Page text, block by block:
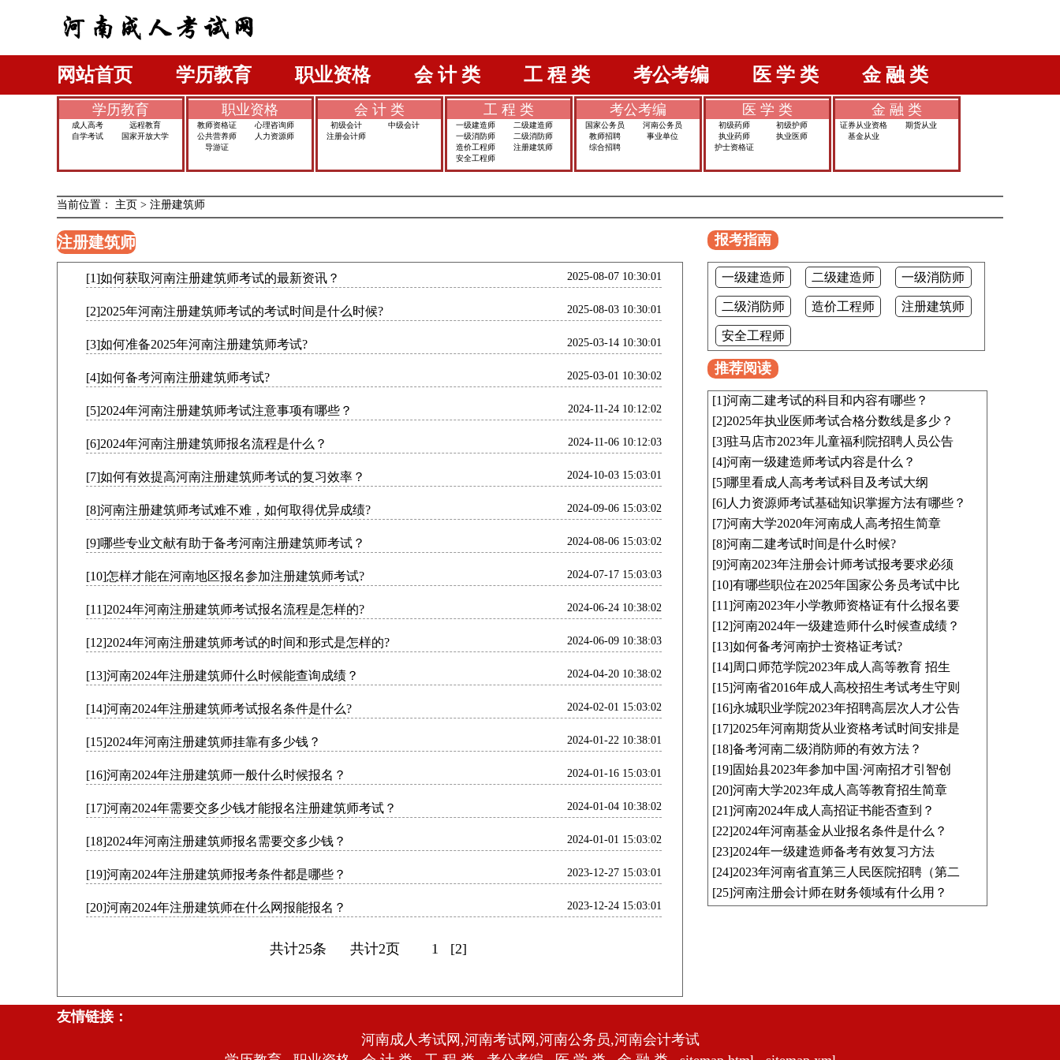
网站首页 学历教育 职业资格 会 计 类 工 程 类 考公考编 医 学 类 金 融 类
学历教育
成人高考
远程教育
自学考试
国家开放大学
职业资格
教师资格证
心理咨询师
公共营养师
人力资源师
导游证
会 计 类
初级会计
中级会计
注册会计师
工 程 类
一级建造师
二级建造师
一级消防师
二级消防师
造价工程师
注册建筑师
安全工程师
考公考编
国家公务员
河南公务员
教师招聘
事业单位
综合招聘
医 学 类
初级药师
初级护师
执业药师
执业医师
护士资格证
金 融 类
证券从业资格
期货从业
基金从业
当前位置： 主页 > 注册建筑师
注册建筑师
2025-08-07 10:30:01
[1]如何获取河南注册建筑师考试的最新资讯？
2025-08-03 10:30:01
[2]2025年河南注册建筑师考试的考试时间是什么时候?
2025-03-14 10:30:01
[3]如何准备2025年河南注册建筑师考试?
2025-03-01 10:30:02
[4]如何备考河南注册建筑师考试?
2024-11-24 10:12:02
[5]2024年河南注册建筑师考试注意事项有哪些？
2024-11-06 10:12:03
[6]2024年河南注册建筑师报名流程是什么？
2024-10-03 15:03:01
[7]如何有效提高河南注册建筑师考试的复习效率？
2024-09-06 15:03:02
[8]河南注册建筑师考试难不难，如何取得优异成绩?
2024-08-06 15:03:02
[9]哪些专业文献有助于备考河南注册建筑师考试？
2024-07-17 15:03:03
[10]怎样才能在河南地区报名参加注册建筑师考试?
2024-06-24 10:38:02
[11]2024年河南注册建筑师考试报名流程是怎样的?
2024-06-09 10:38:03
[12]2024年河南注册建筑师考试的时间和形式是怎样的?
2024-04-20 10:38:02
[13]河南2024年注册建筑师什么时候能查询成绩？
2024-02-01 15:03:02
[14]河南2024年注册建筑师考试报名条件是什么?
2024-01-22 10:38:01
[15]2024年河南注册建筑师挂靠有多少钱？
2024-01-16 15:03:01
[16]河南2024年注册建筑师一般什么时候报名？
2024-01-04 10:38:02
[17]河南2024年需要交多少钱才能报名注册建筑师考试？
2024-01-01 15:03:02
[18]2024年河南注册建筑师报名需要交多少钱？
2023-12-27 15:03:01
[19]河南2024年注册建筑师报考条件都是哪些？
2023-12-24 15:03:01
[20]河南2024年注册建筑师在什么网报能报名？
共计25条 共计2页 1 [2]
报考指南
一级建造师 二级建造师 一级消防师
二级消防师 造价工程师 注册建筑师
安全工程师
推荐阅读
[1]河南二建考试的科目和内容有哪些？
[2]2025年执业医师考试合格分数线是多少？
[3]驻马店市2023年儿童福利院招聘人员公告
[4]河南一级建造师考试内容是什么？
[5]哪里看成人高考考试科目及考试大纲
[6]人力资源师考试基础知识掌握方法有哪些？
[7]河南大学2020年河南成人高考招生简章
[8]河南二建考试时间是什么时候?
[9]河南2023年注册会计师考试报考要求必须
[10]有哪些职位在2025年国家公务员考试中比
[11]河南2023年小学教师资格证有什么报名要
[12]河南2024年一级建造师什么时候查成绩？
[13]如何备考河南护士资格证考试?
[14]周口师范学院2023年成人高等教育 招生
[15]河南省2016年成人高校招生考试考生守则
[16]永城职业学院2023年招聘高层次人才公告
[17]2025年河南期货从业资格考试时间安排是
[18]备考河南二级消防师的有效方法？
[19]固始县2023年参加中国·河南招才引智创
[20]河南大学2023年成人高等教育招生简章
[21]河南2024年成人高招证书能否查到？
[22]2024年河南基金从业报名条件是什么？
[23]2024年一级建造师备考有效复习方法
[24]2023年河南省直第三人民医院招聘（第二
[25]河南注册会计师在财务领域有什么用？
友情链接：
河南成人考试网,河南考试网,河南公务员,河南会计考试